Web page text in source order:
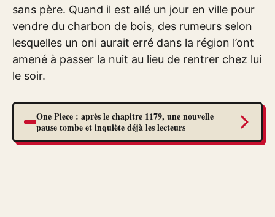
sans père. Quand il est allé un jour en ville pour
vendre du charbon de bois, des rumeurs selon
lesquelles un oni aurait erré dans la région l’ont
amené à passer la nuit au lieu de rentrer chez lui
le soir.
One Piece : après le chapitre 1179, une nouvelle
pause tombe et inquiète déjà les lecteurs